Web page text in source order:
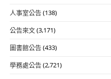
人事室公告(138)
公告來文(3,171)
圖書館公告(433)
學務處公告(2,721)